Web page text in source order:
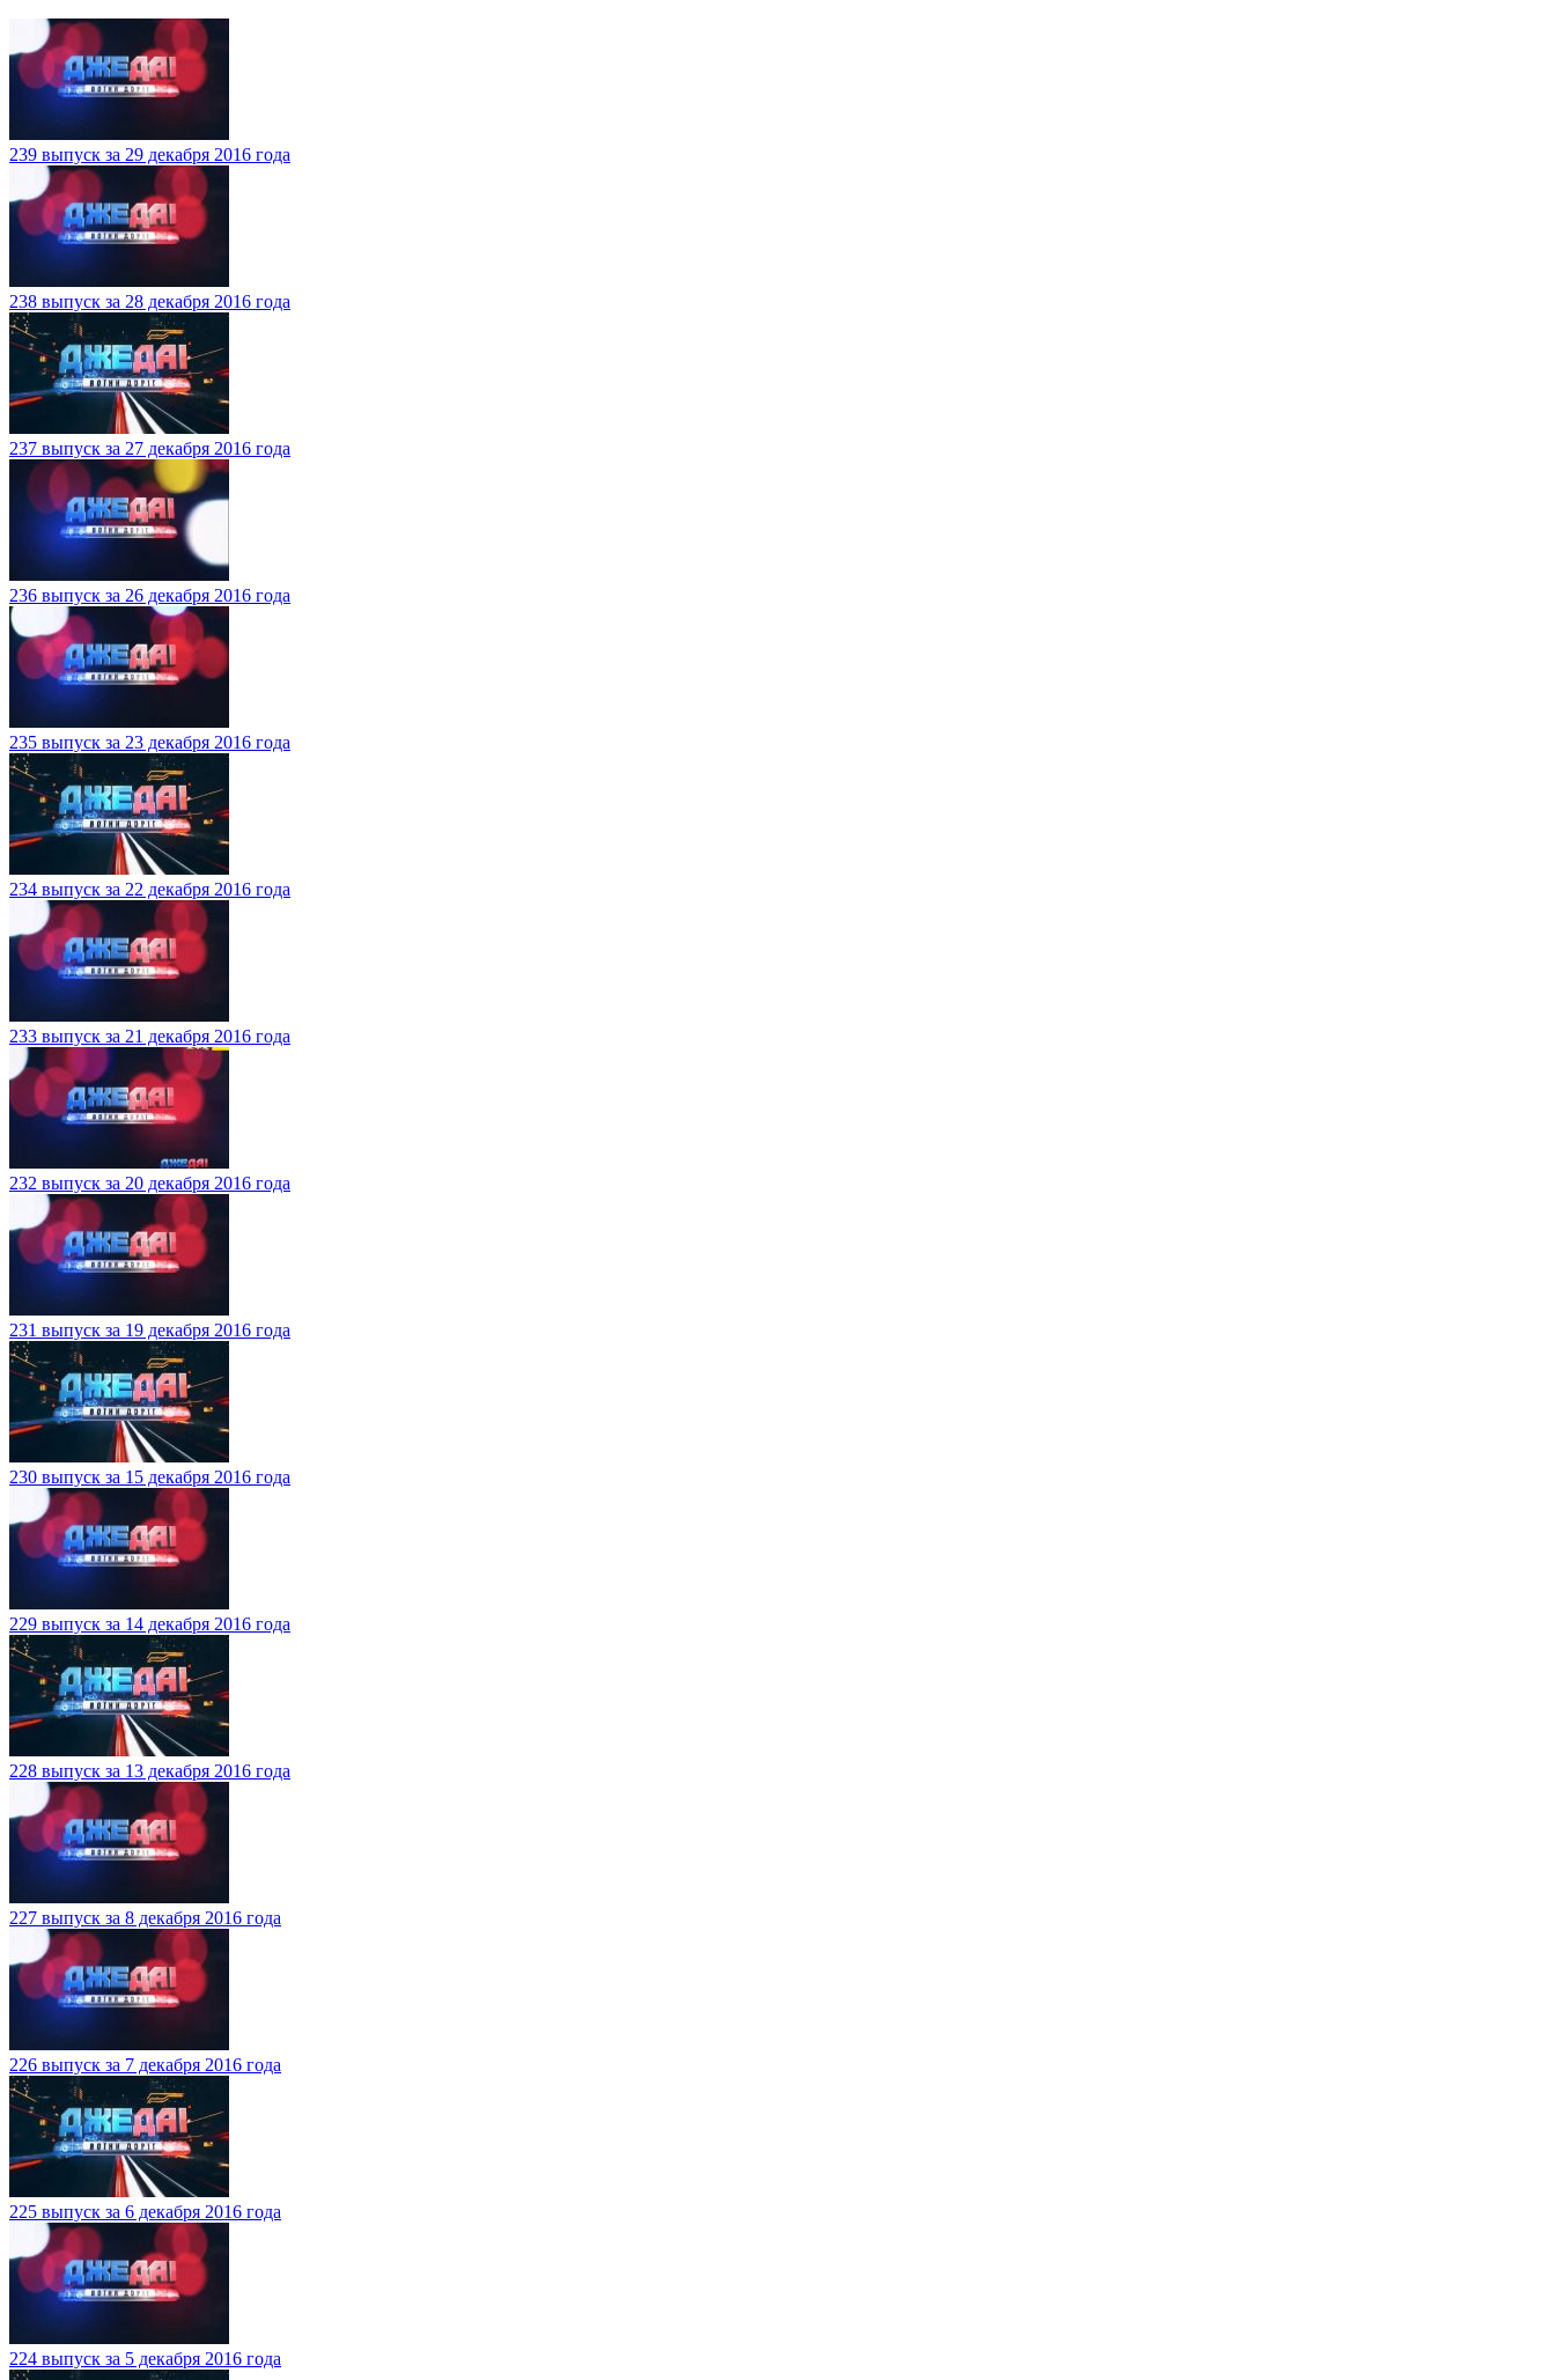
239 выпуск за 29 декабря 2016 года
238 выпуск за 28 декабря 2016 года
237 выпуск за 27 декабря 2016 года
236 выпуск за 26 декабря 2016 года
235 выпуск за 23 декабря 2016 года
234 выпуск за 22 декабря 2016 года
233 выпуск за 21 декабря 2016 года
232 выпуск за 20 декабря 2016 года
231 выпуск за 19 декабря 2016 года
230 выпуск за 15 декабря 2016 года
229 выпуск за 14 декабря 2016 года
228 выпуск за 13 декабря 2016 года
227 выпуск за 8 декабря 2016 года
226 выпуск за 7 декабря 2016 года
225 выпуск за 6 декабря 2016 года
224 выпуск за 5 декабря 2016 года